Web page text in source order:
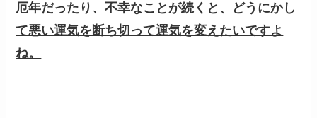
厄年だったり、不幸なことが続くと、どうにかし
て悪い運気を断ち切って運気を変えたいですよ
ね。